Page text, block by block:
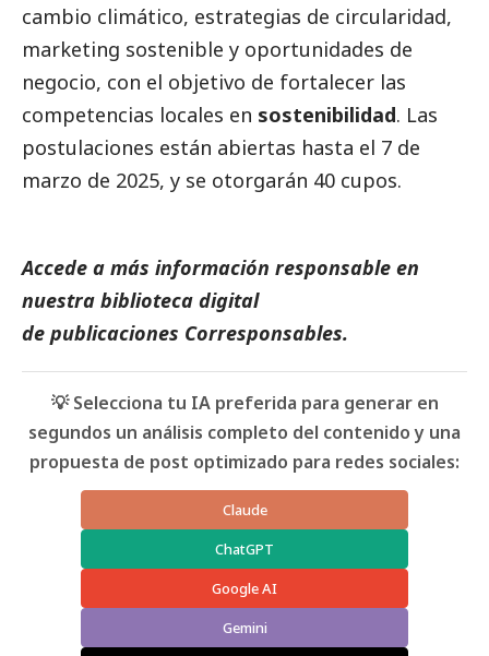
cambio climático, estrategias de circularidad,
marketing sostenible y oportunidades de
negocio, con el objetivo de fortalecer las
competencias locales en sostenibilidad. Las
postulaciones están abiertas hasta el 7 de
marzo de 2025, y se otorgarán 40 cupos.
Accede a más información responsable en
nuestra biblioteca digital
de publicaciones Corresponsables.
💡 Selecciona tu IA preferida para generar en
segundos un análisis completo del contenido y una
propuesta de post optimizado para redes sociales:
Claude
ChatGPT
Google AI
Gemini